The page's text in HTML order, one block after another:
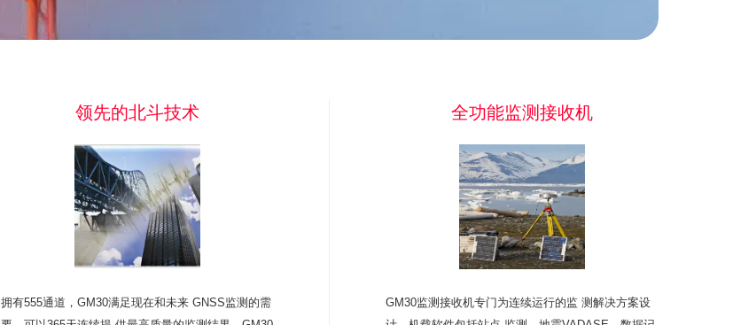
领先的北斗技术
拥有555通道，GM30满足现在和未来 GNSS监测的需
全功能监测接收机
GM30监测接收机专门为连续运行的监 测解决方案设